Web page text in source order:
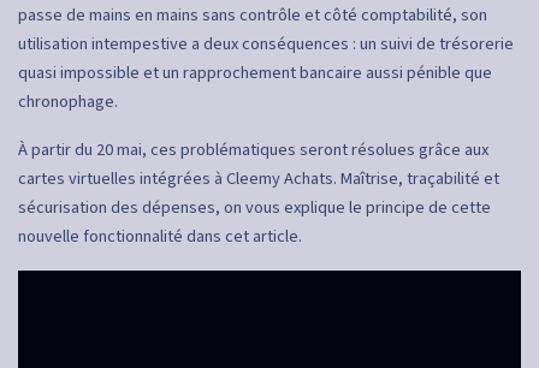
passe de mains en mains sans contrôle et côté comptabilité, son
utilisation intempestive a deux conséquences : un suivi de trésorerie
quasi impossible et un rapprochement bancaire aussi pénible que
chronophage.
À partir du 20 mai, ces problématiques seront résolues grâce aux
cartes virtuelles intégrées à Cleemy Achats. Maîtrise, traçabilité et
sécurisation des dépenses, on vous explique le principe de cette
nouvelle fonctionnalité dans cet article.